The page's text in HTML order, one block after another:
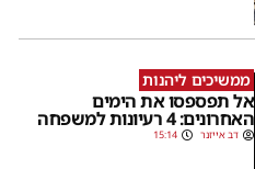
ממשיכים ליהנות
אל תפספסו את הימים
האחרונים: 4 רעיונות למשפחה
דב אייזנר 15:14